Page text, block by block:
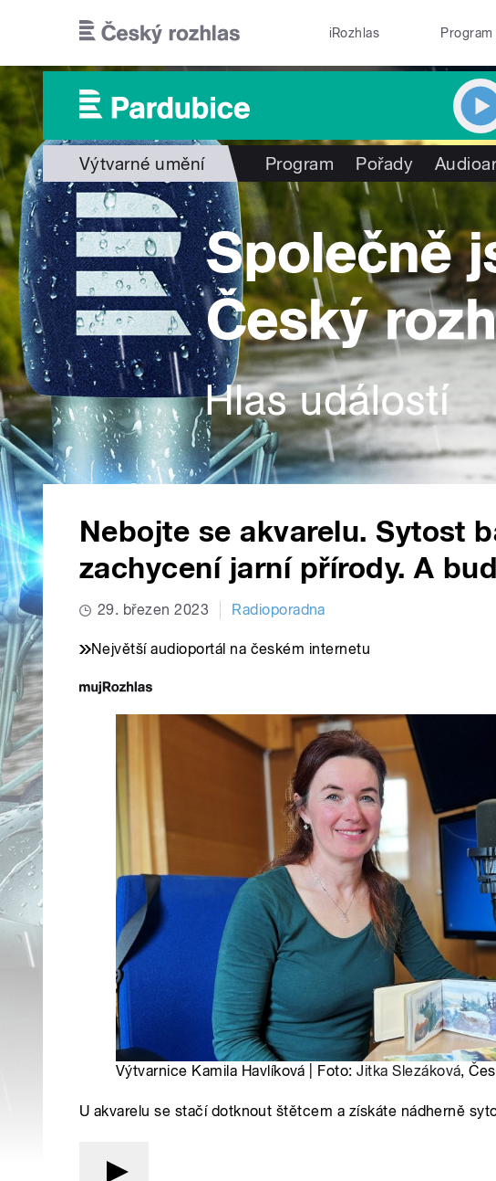
iRozhlas Program
Výtvarné umění Program Pořady
Nebojte se akvarelu. Sytost
zachycení jarní přírody. A
29. březen 2023 Radioporadna
Největší audioportál na českém internetu
Výtvarnice Kamila Havlíková | Foto:Jitka Slezáková,
U akvarelu se stačí dotknout štětcem a získáte nádherně